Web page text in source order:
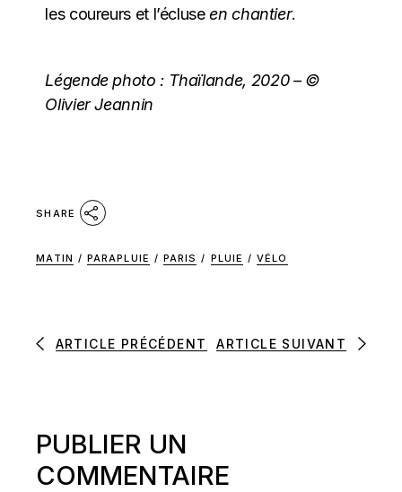
les coureurs et l’écluseen chantier.
Légende photo : Thaïlande, 2020 – ©
Olivier Jeannin
SHARE
MATIN / PARAPLUIE / PARIS / PLUIE / VÉLO
ARTICLE PRÉCÉDENT ARTICLE SUIVANT
PUBLIER UN
COMMENTAIRE